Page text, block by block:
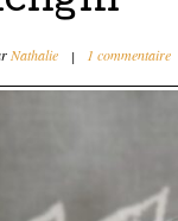
Nathalie | 1 commentaire